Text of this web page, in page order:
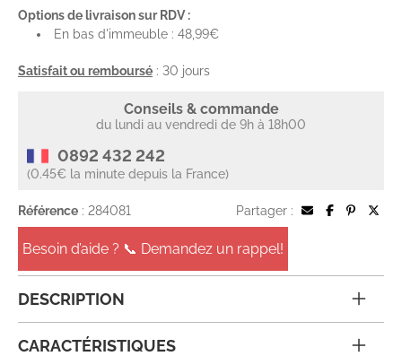
Options de livraison sur RDV :
En bas d'immeuble : 48,99€
Satisfait ou remboursé : 30 jours
Conseils & commande
du lundi au vendredi de 9h à 18h00
0892 432 242
(0.45€ la minute depuis la France)
Référence : 284081 Partager :
Besoin d’aide ? 📞 Demandez un rappel!
DESCRIPTION
CARACTÉRISTIQUES